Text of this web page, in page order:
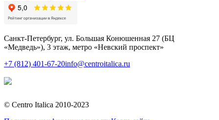
Санкт-Петербург, ул. Большая Конюшенная 27 (БЦ
«Медведь»), 3 этаж, метро «Невский проспект»
+7 (812) 401-67-20info@centroitalica.ru
© Centro Italica 2010-2023